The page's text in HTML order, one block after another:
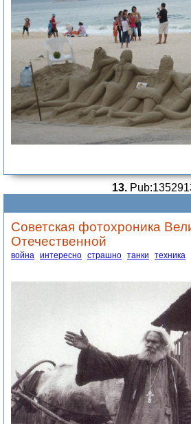
13.
Советская фотохроника
Отечественной
война интересно страшно танки техника